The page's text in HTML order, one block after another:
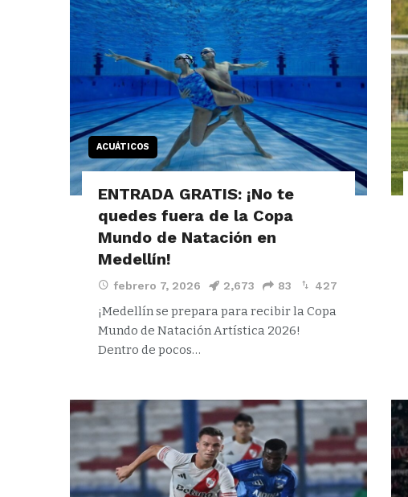
ACUÁTICOS
ENTRADA GRATIS: ¡No te
quedes fuera de la Copa
Mundo de Natación en
Medellín!
febrero 7, 2026 2,673 83 427
¡Medellín se prepara para recibir la Copa
Mundo de Natación Artística 2026!
Dentro de pocos…